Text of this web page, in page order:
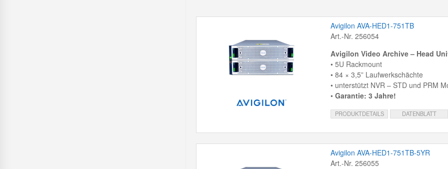
Avigilon AVA-HED1-751TB
Art.-Nr. 256054
Avigilon Video Archive – Head
• 5U Rackmount
• 84 × 3,5” Laufwerkschächte
• unterstützt NVR – STD und PRM
• Garantie: 3 Jahre!
PRODUKTDETAILS DATENBLATT
Avigilon AVA-HED1-751TB-5YR
Art.-Nr. 256055